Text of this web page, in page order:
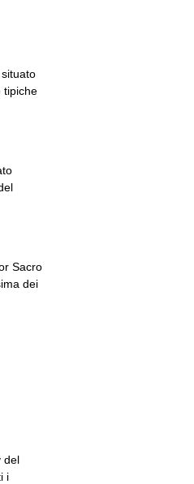
, situato
tipiche
Sacro
dei
del
i